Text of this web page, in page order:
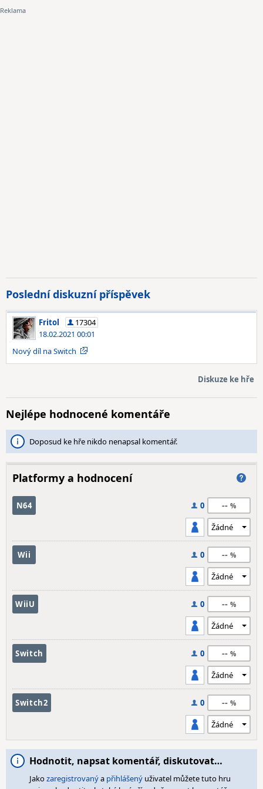
Poslední diskuzní příspěvek
Fritol
17304
18.02.2021 00:01
Nový díl na Switch
Diskuze ke hře
Nejlépe hodnocené komentáře
Doposud ke hře nikdo nenapsal komentář.
Platformy a hodnocení
N64 0 --
Wii 0 --
WiiU 0 --
Switch 0 --
Switch2 0 --
Hodnotit, napsat komentář, diskutovat…
Jakozaregistrovanýa přihlášený uživatel můžete tuto hru